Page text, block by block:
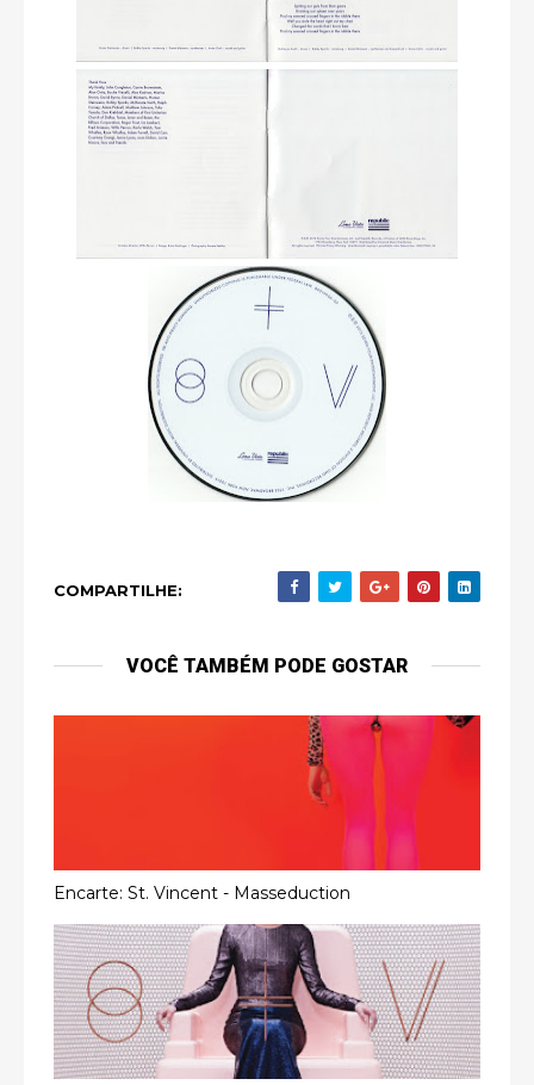
COMPARTILHE:
VOCÊ TAMBÉM PODE GOSTAR
Encarte: St. Vincent - Masseduction